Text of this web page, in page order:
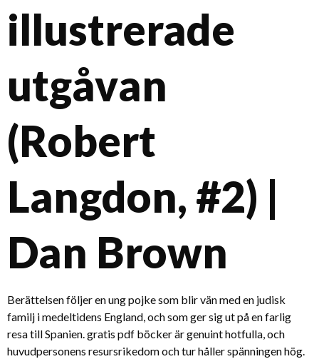
illustrerade
utgåvan
(Robert
Langdon, #2) |
Dan Brown
Berättelsen följer en ung pojke som blir vän med en judisk
familj i medeltidens England, och som ger sig ut på en farlig
resa till Spanien. gratis pdf böcker är genuint hotfulla, och
huvudpersonens resursrikedom och tur håller spänningen hög.